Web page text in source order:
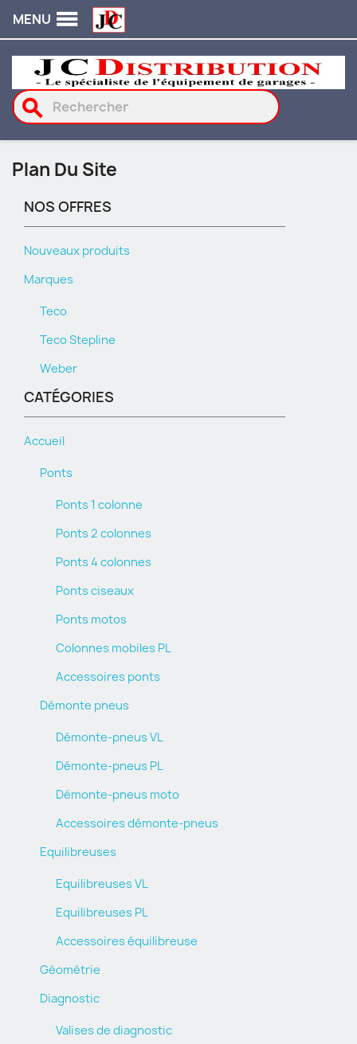
MENU 
search
Plan Du Site
NOS OFFRES
Nouveaux produits
Marques
Teco
Teco Stepline
Weber
CATÉGORIES
Accueil
Ponts
Ponts 1 colonne
Ponts 2 colonnes
Ponts 4 colonnes
Ponts ciseaux
Ponts motos
Colonnes mobiles PL
Accessoires ponts
Démonte pneus
Démonte-pneus VL
Démonte-pneus PL
Démonte-pneus moto
Accessoires démonte-pneus
Equilibreuses
Equilibreuses VL
Equilibreuses PL
Accessoires équilibreuse
Géométrie
Diagnostic
Valises de diagnostic